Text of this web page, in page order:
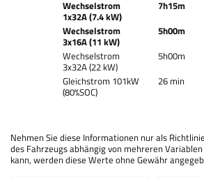
Wechselstrom
1x32A (7.4 kW)
7h15m
Wechselstrom
3x16A (11 kW)
5h00m
Wechselstrom
3x32A (22 kW)
5h00m
Gleichstrom 101kW
(80%SOC)
26 min
Nehmen Sie diese Informationen nur als
des Fahrzeugs abhängig von mehreren
kann, werden diese Werte ohne Gewähr